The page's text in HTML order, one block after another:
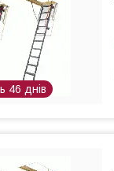
46 днів